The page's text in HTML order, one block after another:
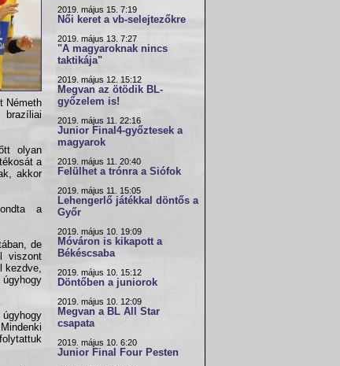
Németh
olyan
a
akkor
a
de
viszont
kezdve,
2019. május 15. 7:19
Női keret a vb-selejtezőkre
2019. május 13. 7:27
"A magyaroknak nincs
taktikája"
2019. május 12. 15:12
Megvan az ötödik BL-
győzelem is!
2019. május 11. 22:16
Junior Final4-győztesek a
magyarok
2019. május 11. 20:40
Felülhet a trónra a Siófok
2019. május 11. 15:05
Lehengerlő játékkal döntős a
Győr
2019. május 10. 19:09
Móváron is kikapott a
Békéscsaba
2019. május 10. 15:12
Döntőben a juniorok
2019. május 10. 12:09
Megvan a BL All Star
csapata
2019. május 10. 6:20
Junior Final Four Pesten